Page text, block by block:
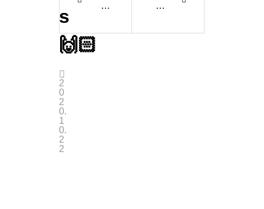
s
🙌🏻
2
0
2
0.
1
0.
2
2
想
ar
w